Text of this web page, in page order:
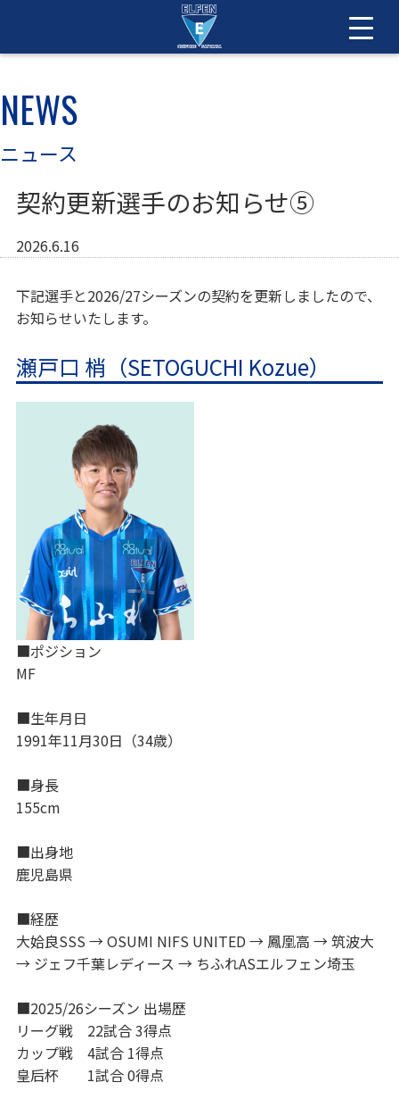
NEWS
ニュース
契約更新選手のお知らせ⑤
2026.6.16
下記選手と2026/27シーズンの契約を更新しましたので、
お知らせいたします。
瀬戸口 梢（SETOGUCHI Kozue）
■ポジション
MF
■生年月日
1991年11月30日（34歳）
■身長
155cm
■出身地
鹿児島県
■経歴
大姶良SSS → OSUMI NIFS UNITED → 鳳凰高 → 筑波大
→ ジェフ千葉レディース → ちふれASエルフェン埼玉
■2025/26シーズン 出場歴
リーグ戦 22試合 3得点
カップ戦 4試合 1得点
皇后杯 1試合 0得点